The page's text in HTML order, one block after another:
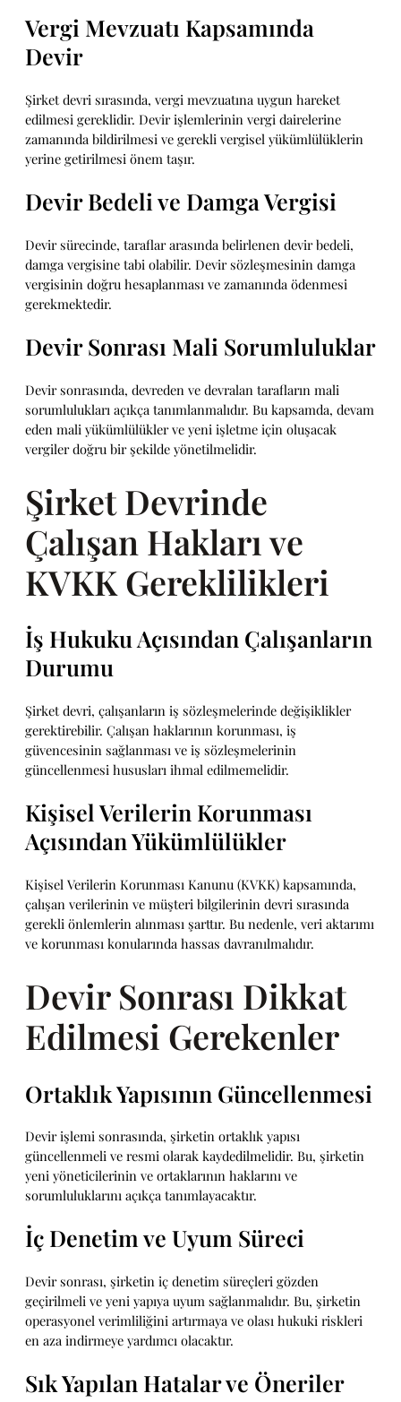
Vergi Mevzuatı Kapsamında
Devir
Şirket devri sırasında, vergi mevzuatına uygun hareket
edilmesi gereklidir. Devir işlemlerinin vergi dairelerine
zamanında bildirilmesi ve gerekli vergisel yükümlülüklerin
yerine getirilmesi önem taşır.
Devir Bedeli ve Damga Vergisi
Devir sürecinde, taraflar arasında belirlenen devir bedeli,
damga vergisine tabi olabilir. Devir sözleşmesinin damga
vergisinin doğru hesaplanması ve zamanında ödenmesi
gerekmektedir.
Devir Sonrası Mali Sorumluluklar
Devir sonrasında, devreden ve devralan tarafların mali
sorumlulukları açıkça tanımlanmalıdır. Bu kapsamda, devam
eden mali yükümlülükler ve yeni işletme için oluşacak
vergiler doğru bir şekilde yönetilmelidir.
Şirket Devrinde
Çalışan Hakları ve
KVKK Gereklilikleri
İş Hukuku Açısından Çalışanların
Durumu
Şirket devri, çalışanların iş sözleşmelerinde değişiklikler
gerektirebilir. Çalışan haklarının korunması, iş
güvencesinin sağlanması ve iş sözleşmelerinin
güncellenmesi hususları ihmal edilmemelidir.
Kişisel Verilerin Korunması
Açısından Yükümlülükler
Kişisel Verilerin Korunması Kanunu (KVKK) kapsamında,
çalışan verilerinin ve müşteri bilgilerinin devri sırasında
gerekli önlemlerin alınması şarttır. Bu nedenle, veri aktarımı
ve korunması konularında hassas davranılmalıdır.
Devir Sonrası Dikkat
Edilmesi Gerekenler
Ortaklık Yapısının Güncellenmesi
Devir işlemi sonrasında, şirketin ortaklık yapısı
güncellenmeli ve resmi olarak kaydedilmelidir. Bu, şirketin
yeni yöneticilerinin ve ortaklarının haklarını ve
sorumluluklarını açıkça tanımlayacaktır.
İç Denetim ve Uyum Süreci
Devir sonrası, şirketin iç denetim süreçleri gözden
geçirilmeli ve yeni yapıya uyum sağlanmalıdır. Bu, şirketin
operasyonel verimliliğini artırmaya ve olası hukuki riskleri
en aza indirmeye yardımcı olacaktır.
Sık Yapılan Hatalar ve Öneriler